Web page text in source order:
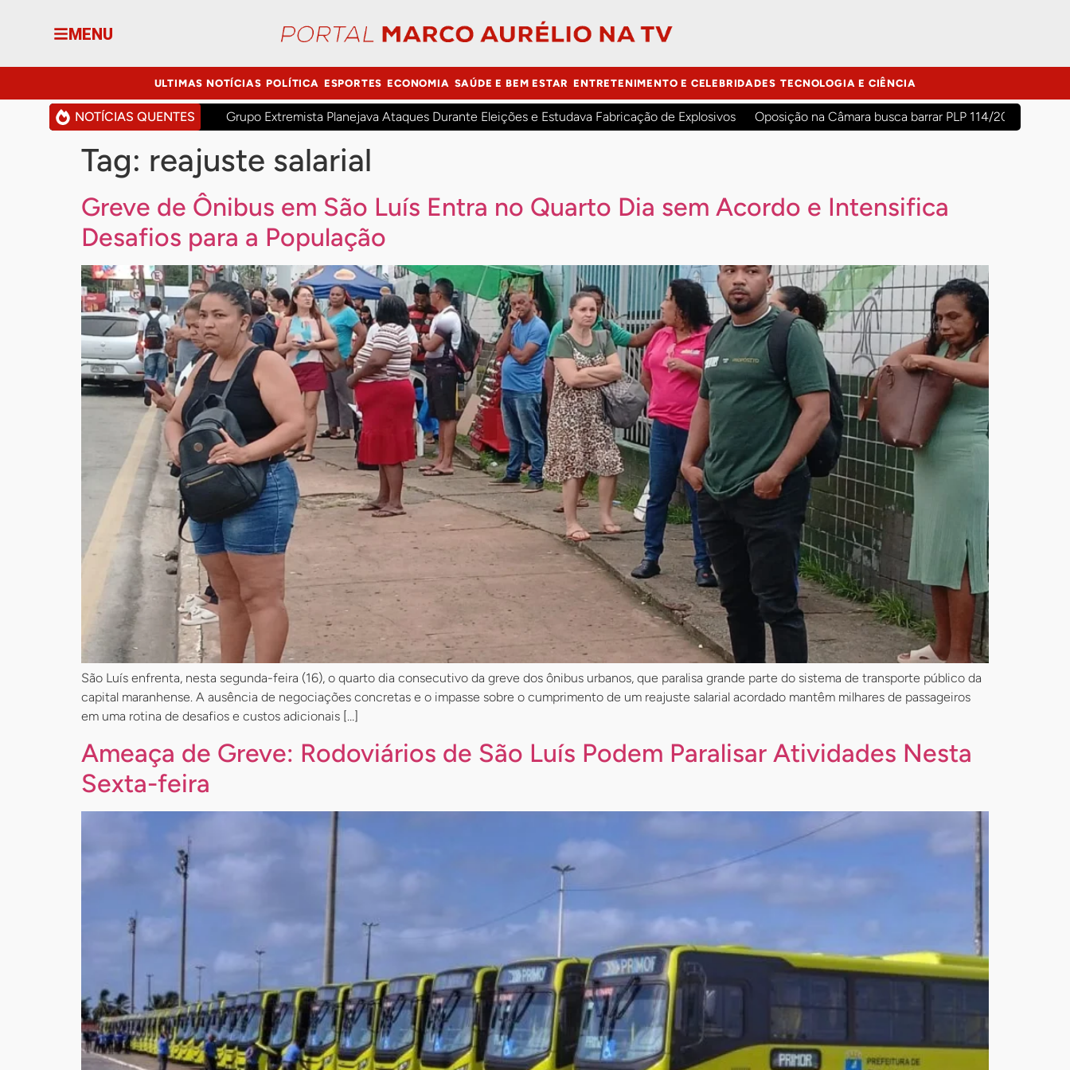
MENU
ULTIMAS NOTÍCIAS POLÍTICA ESPORTES ECONOMIA SAÚDE E BEM ESTAR ENTRETENIMENTO E CELEBRIDADES TECNOLOGIA E CIÊNCIA
NOTÍCIAS QUENTES Grupo Extremista Planejava Ataques Durante Eleições e Estudava Fabricação de Explosivos Oposição na Câmara busca barrar PLP 114/2026 para
Tag: reajuste salarial
Greve de Ônibus em São Luís Entra no Quarto Dia sem Acordo e Intensifica
Desafios para a População
São Luís enfrenta, nesta segunda-feira (16), o quarto dia consecutivo da greve dos ônibus urbanos, que paralisa grande parte do sistema de transporte público da
capital maranhense. A ausência de negociações concretas e o impasse sobre o cumprimento de um reajuste salarial acordado mantêm milhares de passageiros
em uma rotina de desafios e custos adicionais […]
Ameaça de Greve: Rodoviários de São Luís Podem Paralisar Atividades Nesta
Sexta-feira